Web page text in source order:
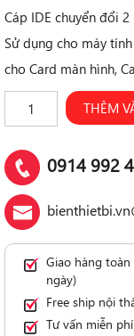
Cáp IDE chuyển đổi
Sử dụng cho máy
cho Card màn hình,
lượng
THÊM
0914 992
Giao hàng
ngày)
Free ship nội
Tư vấn miễn phí